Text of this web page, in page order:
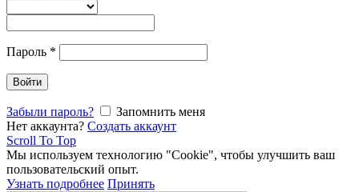
Пароль *
Войти
Забыли пароль?
Запомнить меня
Нет аккаунта? Создать аккаунт
Scroll To Top
Мы используем технологию "Cookie", чтобы улучшить ваш
пользовательский опыт.
Узнать подробнее Принять